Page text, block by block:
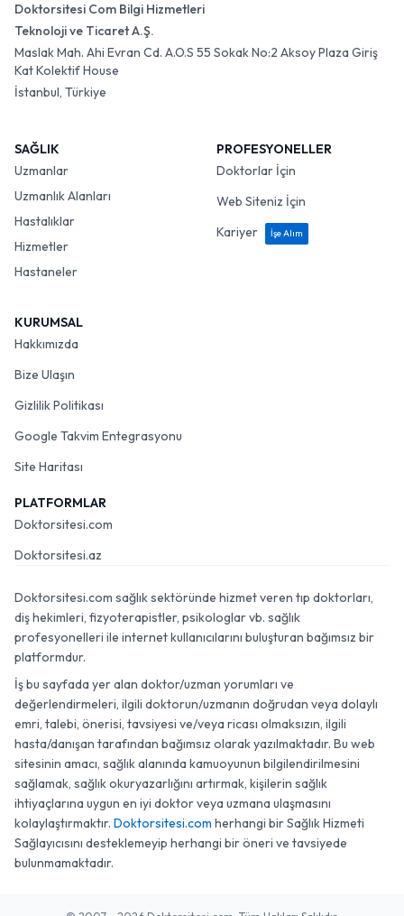
Doktorsitesi Com Bilgi Hizmetleri
Teknoloji ve Ticaret A.Ş.
Maslak Mah. Ahi Evran Cd. A.O.S 55 Sokak No:2 Aksoy Plaza Giriş
Kat Kolektif House
İstanbul, Türkiye
SAĞLIK
Uzmanlar
Uzmanlık Alanları
Hastalıklar
Hizmetler
Hastaneler
PROFESYONELLER
Doktorlar İçin
Web Siteniz İçin
Kariyer
İşe Alım
KURUMSAL
Hakkımızda
Bize Ulaşın
Gizlilik Politikası
Google Takvim Entegrasyonu
Site Haritası
PLATFORMLAR
Doktorsitesi.com
Doktorsitesi.az
Doktorsitesi.com sağlık sektöründe hizmet veren tıp doktorları,
diş hekimleri, fizyoterapistler, psikologlar vb. sağlık
profesyonelleri ile internet kullanıcılarını buluşturan bağımsız bir
platformdur.
İş bu sayfada yer alan doktor/uzman yorumları ve
değerlendirmeleri, ilgili doktorun/uzmanın doğrudan veya dolaylı
emri, talebi, önerisi, tavsiyesi ve/veya ricası olmaksızın, ilgili
hasta/danışan tarafından bağımsız olarak yazılmaktadır. Bu web
sitesinin amacı, sağlık alanında kamuoyunun bilgilendirilmesini
sağlamak, sağlık okuryazarlığını artırmak, kişilerin sağlık
ihtiyaçlarına uygun en iyi doktor veya uzmana ulaşmasını
kolaylaştırmaktır. Doktorsitesi.com herhangi bir Sağlık Hizmeti
Sağlayıcısını desteklemeyip herhangi bir öneri ve tavsiyede
bulunmamaktadır.